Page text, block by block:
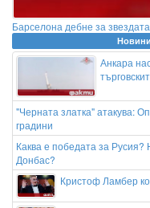
Барселона дебне за
Анкара
"Черната златка" атакува:
градини
Каква е победата за Русия?
Донбас?
Кристоф Ламбер